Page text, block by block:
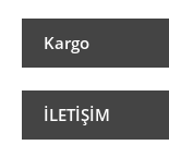
Kargo
İLETIŞIM